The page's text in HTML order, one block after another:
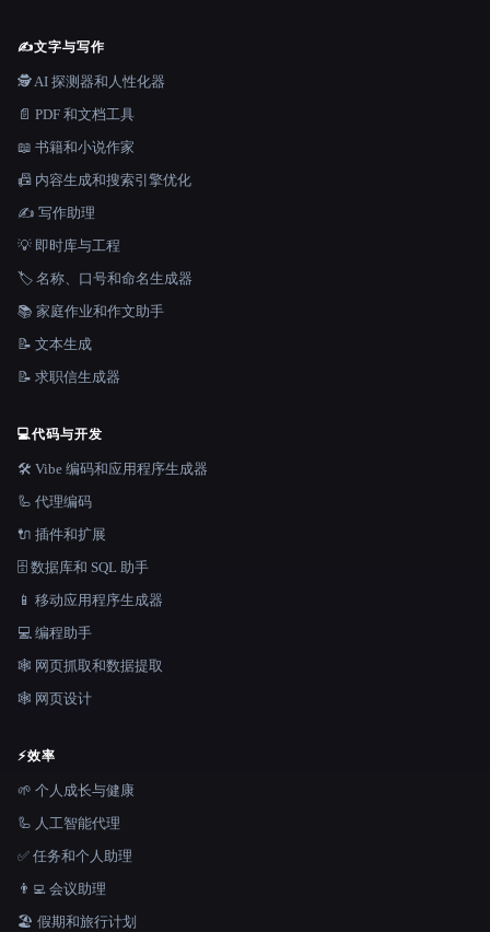
✍️文字与写作
🕵️ AI 探测器和人性化器
📄 PDF 和文档工具
📖 书籍和小说作家
📠 内容生成和搜索引擎优化
✍️ 写作助理
💡 即时库与工程
🏷️ 名称、口号和命名生成器
📚 家庭作业和作文助手
📝 文本生成
📝 求职信生成器
💻代码与开发
🛠️ Vibe 编码和应用程序生成器
🦾 代理编码
🔌 插件和扩展
🗄️ 数据库和 SQL 助手
📱 移动应用程序生成器
💻 编程助手
🕸️ 网页抓取和数据提取
🕸 网页设计
⚡效率
🌱 个人成长与健康
🦾 人工智能代理
✅ 任务和个人助理
👨‍💻 会议助理
🏖 假期和旅行计划